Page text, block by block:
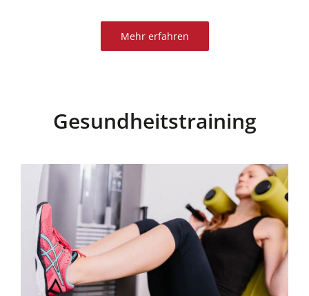
Mehr erfahren
Gesundheitstraining